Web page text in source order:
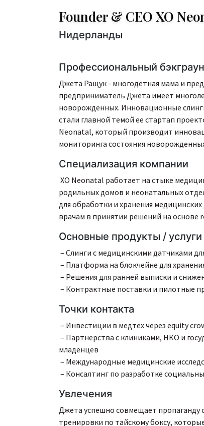
Founder & CEO XO
Нидерланды
Профессиональный
Джета Ращук - многодетная мама и
предприниматель Джета имеет
новорожденных. Инновационные
стали главной темой ее стартап
Neonatal, который производит
мониторинга состояния
Специализация компании
XO Neonatal работает на стыке
родильных домов и неонатальных
для обработки и хранения
врачам в принятии решений на основе
Основные продукты / услуги
– Слинги с медицинскими датчиками
– Платформа на блокчейне для
– Решения для ранней выписки и
– Контрактные поставки и пилотные
Точки контакта
– Инвестиции в медтех через equity
– Партнёрства с клиниками, НКО и
младенцев
– Международные медицинские
– Консалтинг по разработке
Увлечения
Джета успешно совмещает пропаганду
тренировки по тайскому боксу,